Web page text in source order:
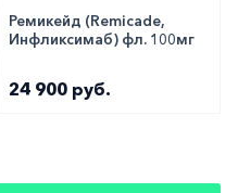
Ремикейд (Remicade,
Инфликсимаб) фл. 100мг
24 900 руб.